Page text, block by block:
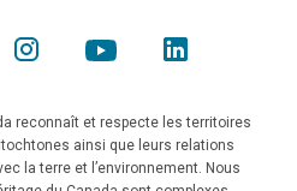
reconnaît et respecte les territoires
ainsi que leurs relations
la terre et l’environnement. Nous